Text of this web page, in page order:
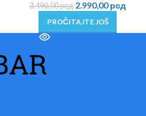
3.490,00рсд 2.990,00рсд
PROČITAJTE JOŠ